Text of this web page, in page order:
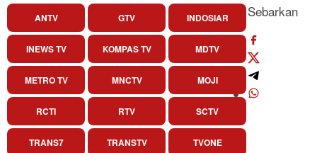
ANTV GTV INDOSIAR
INEWS TV KOMPAS TV MDTV
METRO TV MNCTV MOJI
RCTI RTV SCTV
TRANS7 TRANSTV TVONE
Sebarkan